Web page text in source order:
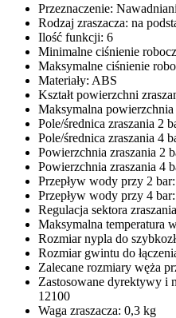
Przeznaczenie:
Rodzaj zraszacza: na
Ilość funkcji: 6
Minimalne ciśnienie
Maksymalne ciśnienie
Materiały: ABS
Kształt powierzchni
Maksymalna powierzchnia
Pole/średnica zraszania 2
Pole/średnica zraszania 4
Powierzchnia zraszania 2
Powierzchnia zraszania 4
Przepływ wody przy 2
Przepływ wody przy 4
Regulacja sektora
Maksymalna temperatura
Rozmiar nypla do
Rozmiar gwintu do
Zalecane rozmiary węża
Zastosowane dyrektywy i
12100
Waga zraszacza: 0,3 kg